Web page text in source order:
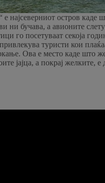
е најсеверниот остров каде
ни бучава, а авионите
го посетуваат секоја
туристи кои
Ова е место каде што
јајца, а покрај желките,